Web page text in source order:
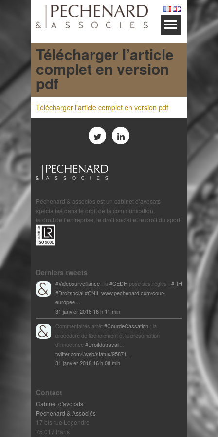
Télécharger l’article
complet en version
pdf
Télécharger l'article complet en version pdf
Péchenard & associés est un cabinet d’avocats
spécialisé dans le droit de la communication,
le droit de l’entreprise, le droit social et le droit du sport.
Derniers tweets
#Videosurveillance : la#CEDH pose ses règles : #RH
#Droitsocial#CNILwww.pechenard.com/cour-
europee…
31 janvier 2018 16 h 11 min
Commentaires arrêt#CourdeCassation : la
procédure de licenciement et la présomption
d'innocence#Droitdutravail…
twitter.com/i/web/status/95871…
31 janvier 2018 16 h 08 min
Contact
Cabinet d'avocats
Péchenard & Associés
17 bis rue Legendre
75 017 Paris